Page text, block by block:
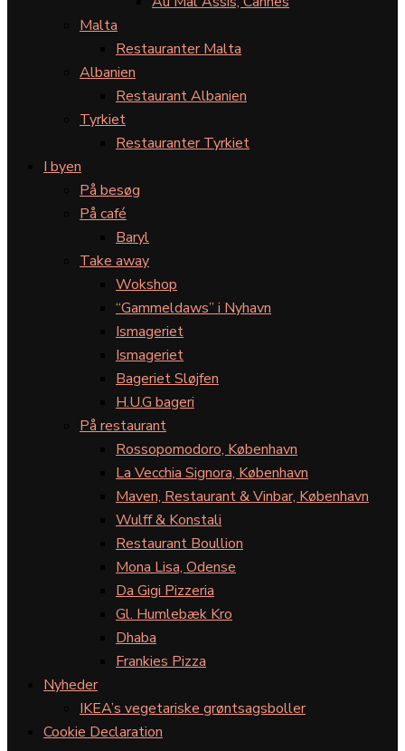
Malta
Restauranter Malta
Albanien
Restaurant Albanien
Tyrkiet
Restauranter Tyrkiet
I byen
På besøg
På café
Baryl
Take away
Wokshop
“Gammeldaws” i Nyhavn
Ismageriet
Ismageriet
Bageriet Sløjfen
H.U.G bageri
På restaurant
Rossopomodoro, København
La Vecchia Signora, København
Maven, Restaurant & Vinbar, København
Wulff & Konstali
Restaurant Boullion
Mona Lisa, Odense
Da Gigi Pizzeria
Gl. Humlebæk Kro
Dhaba
Frankies Pizza
Nyheder
IKEA’s vegetariske grøntsagsboller
Cookie Declaration